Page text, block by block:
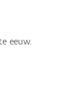
eeuw.